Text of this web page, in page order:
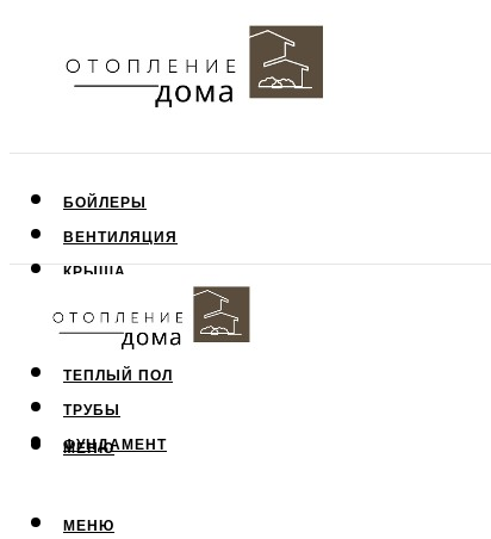
БОЙЛЕРЫ
ВЕНТИЛЯЦИЯ
КРЫША
СТЕНЫ
ТЕПЛЫЙ ПОЛ
ТРУБЫ
ФУНДАМЕНТ
МЕНЮ
МЕНЮ